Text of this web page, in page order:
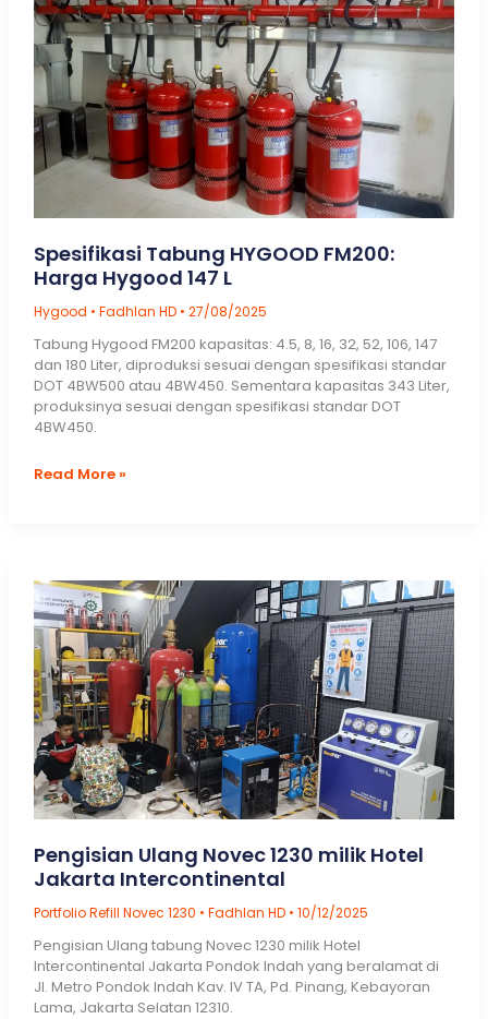
Spesifikasi Tabung HYGOOD FM200:
Harga Hygood 147 L
Hygood • Fadhlan HD • 27/08/2025
Tabung Hygood FM200 kapasitas: 4.5, 8, 16, 32, 52, 106, 147
dan 180 Liter, diproduksi sesuai dengan spesifikasi standar
DOT 4BW500 atau 4BW450. Sementara kapasitas 343 Liter,
produksinya sesuai dengan spesifikasi standar DOT
4BW450.
Spesifikasi
Hygood
147
L
Read More »
Pengisian Ulang Novec 1230 milik Hotel
Jakarta Intercontinental
Portfolio Refill Novec 1230 • Fadhlan HD • 10/12/2025
Pengisian Ulang tabung Novec 1230 milik Hotel
Intercontinental Jakarta Pondok Indah yang beralamat di
Jl. Metro Pondok Indah Kav. IV TA, Pd. Pinang, Kebayoran
Lama, Jakarta Selatan 12310.